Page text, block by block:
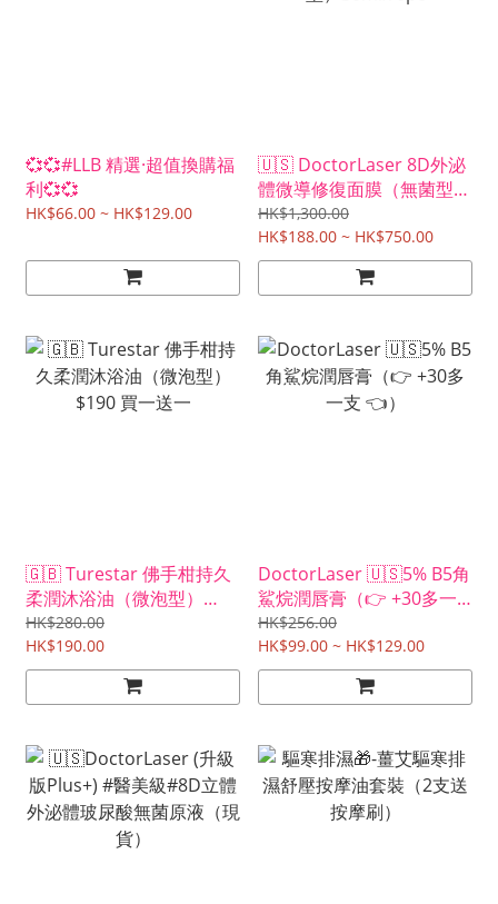
💞💞#LLB 精選·超值換購福
利💞💞
HK$66.00 ~ HK$129.00
🇺🇸 DoctorLaser 8D外泌
體微導修復面膜（無菌型）
30mlx 6pc
HK$1,300.00
HK$188.00 ~ HK$750.00
🇬🇧 Turestar 佛手柑持久
柔潤沐浴油（微泡型）
$190 買一送一
HK$280.00
HK$190.00
DoctorLaser 🇺🇸5% B5角
鯊烷潤唇膏（👉 +30多一
支 👈）
HK$256.00
HK$99.00 ~ HK$129.00